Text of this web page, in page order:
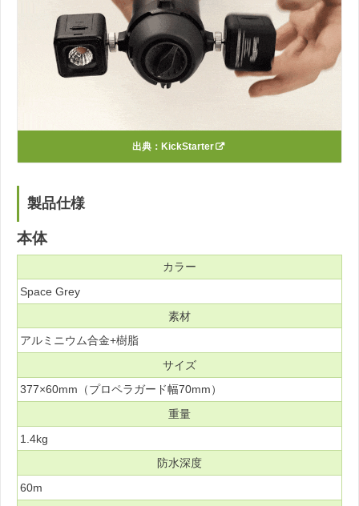
出典： KickStarter
製品仕様
本体
カラー
Space Grey
素材
アルミニウム合金+樹脂
サイズ
377×60mm（プロペラガード幅70mm）
重量
1.4kg
防水深度
60m